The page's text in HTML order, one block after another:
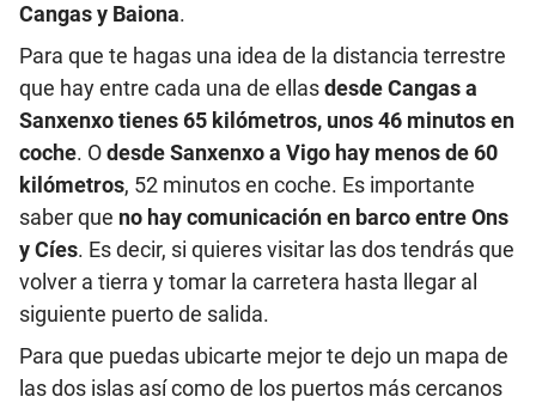
Cangas y Baiona.
Para que te hagas una idea de la distancia terrestre
que hay entre cada una de ellasdesde Cangas a
Sanxenxo tienes 65 kilómetros, unos 46 minutos en
coche. Odesde Sanxenxo a Vigo hay menos de 60
kilómetros, 52 minutos en coche. Es importante
saber que no hay comunicación en barco entre Ons
y Cíes. Es decir, si quieres visitar las dos tendrás que
volver a tierra y tomar la carretera hasta llegar al
siguiente puerto de salida.
Para que puedas ubicarte mejor te dejo un mapa de
las dos islas así como de los puertos más cercanos